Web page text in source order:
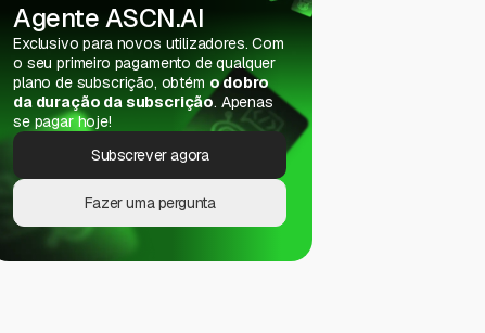
Agente ASCN.AI
Exclusivo para novos utilizadores. Com
o seu primeiro pagamento de qualquer
plano de subscrição, obtém o dobro
da duração da subscrição. Apenas
se pagar hoje!
Subscrever agora
Fazer uma pergunta